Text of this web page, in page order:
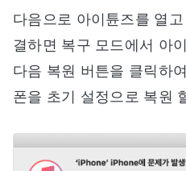
다음으로 아이튠즈를 열
결하면 복구 모드에서 아
다음 복원 버튼을 클릭하
폰을 초기 설정으로 복원